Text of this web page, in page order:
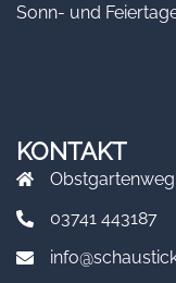
Sonn- und
KONTAKT
03741 443187